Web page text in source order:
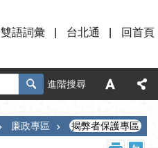
雙語詞彙 台北通 回首頁
進階搜尋
廉政專區 揭弊者保護專區